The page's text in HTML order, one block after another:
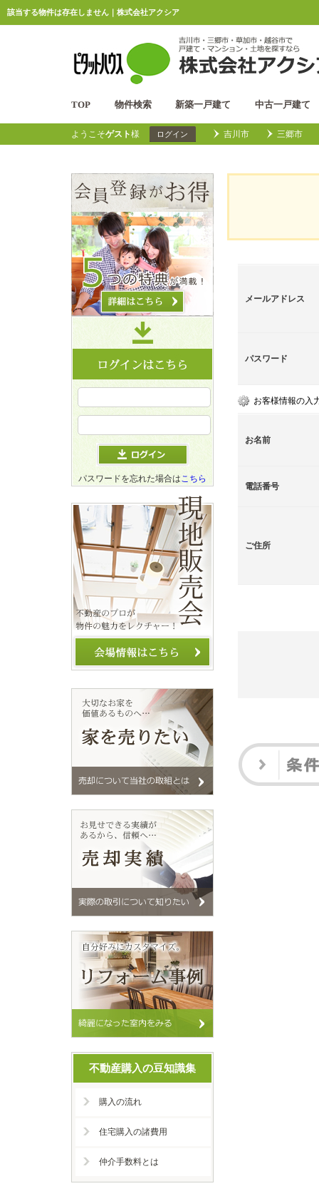
該当する物件は存在しません｜株式会社アクシア
TOP 物件検索 新築一戸建て 中古一戸建て
ようこそゲスト様 ログイン 吉川市 三郷市
メールアドレス
パスワード
お客様情報の入
お名前
電話番号
ご住所
パスワードを忘れた場合はこちら
不動産購入の豆知識集
購入の流れ
住宅購入の諸費用
仲介手数料とは